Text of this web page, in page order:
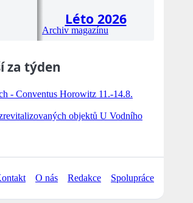
Léto 2026
Archiv magazínu
za týden
- Conventus Horowitz 11.-14.8.
objektů U Vodního
O nás Redakce Spolupráce